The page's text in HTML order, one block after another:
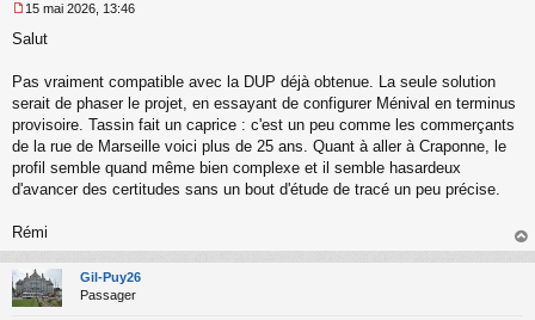
e
g
e
n
o
15 mai 2026, 13:46
Salut
Pas vraiment compatible avec la DUP déjà obtenue. La seule solution
serait de phaser le projet, en essayant de configurer Ménival en terminus
provisoire. Tassin fait un caprice : c'est un peu comme les commerçants
de la rue de Marseille voici plus de 25 ans. Quant à aller à Craponne, le
profil semble quand même bien complexe et il semble hasardeux
d'avancer des certitudes sans un bout d'étude de tracé un peu précise.
Rémi
au
Gil-Puy26
Passager